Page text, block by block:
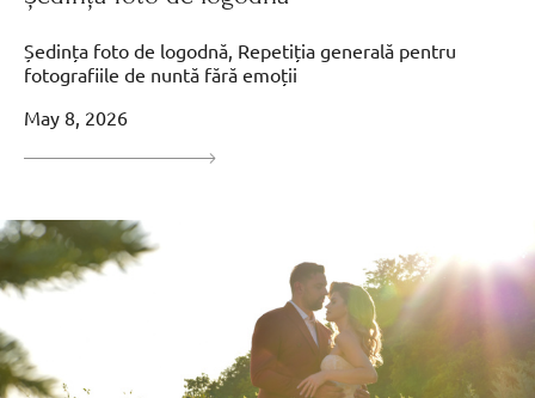
Ședința foto de logodnă, Repetiția generală pentru
fotografiile de nuntă fără emoții
May 8, 2026